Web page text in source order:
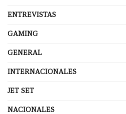
ENTREVISTAS
GAMING
GENERAL
INTERNACIONALES
JET SET
NACIONALES